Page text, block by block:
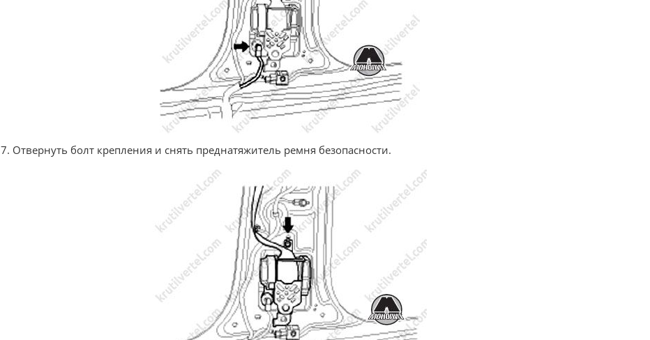
7. Отвернуть болт крепления и снять преднатяжитель ремня безопасности.